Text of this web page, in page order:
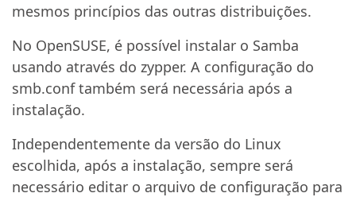
mesmos princípios das outras distribuições.
No OpenSUSE, é possível instalar o Samba
usando através do zypper. A configuração do
smb.conf também será necessária após a
instalação.
Independentemente da versão do Linux
escolhida, após a instalação, sempre será
necessário editar o arquivo de configuração para